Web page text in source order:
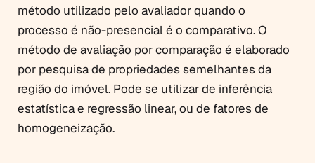
método utilizado pelo avaliador quando o
processo é não-presencial é o comparativo. O
método de avaliação por comparação é elaborado
por pesquisa de propriedades semelhantes da
região do imóvel. Pode se utilizar de inferência
estatística e regressão linear, ou de fatores de
homogeneização.